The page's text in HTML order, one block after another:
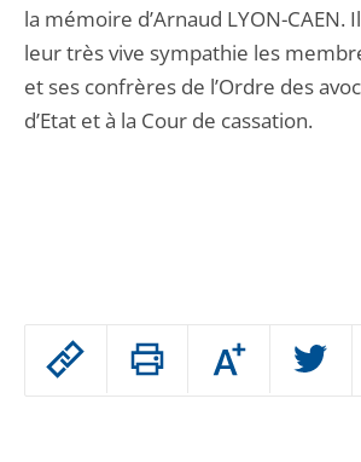
Passer
Augmenter
ou
la mémoire d’Arnaud LYON-CAEN.
leur très vive sympathie les
et ses confrères de l’Ordre des
d’Etat et à la Cour de cassation.